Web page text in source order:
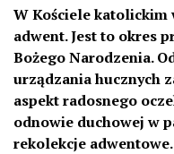
W Kościele katolickim
adwent. Jest to okres
Bożego Narodzenia.
urządzania hucznych
aspekt radosnego
odnowie duchowej w
rekolekcje adwentowe.